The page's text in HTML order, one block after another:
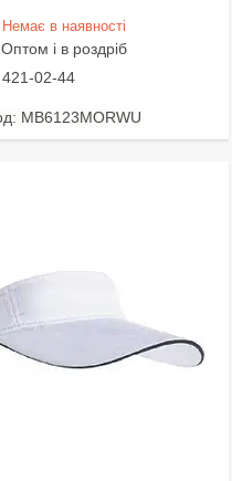
Немає в наявності
Оптом і в роздріб
02-44
MB6123MORWU